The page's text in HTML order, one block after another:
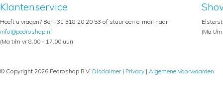
Klantenservice
Heeft u vragen? Bel +31 318 20 20 53 of stuur een e-mail naar
info@pedroshop.nl
(Ma t/m vr 8.00 - 17.00 uur)
(Ma t/
© Copyright 2026 Pedroshop B.V. Disclaimer| Privacy | Algemene Voorwaarden